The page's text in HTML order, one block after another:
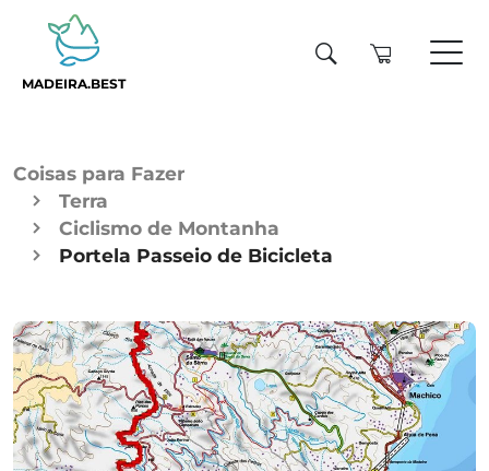
MADEIRA.BEST
Coisas para Fazer
Terra
Ciclismo de Montanha
Portela Passeio de Bicicleta